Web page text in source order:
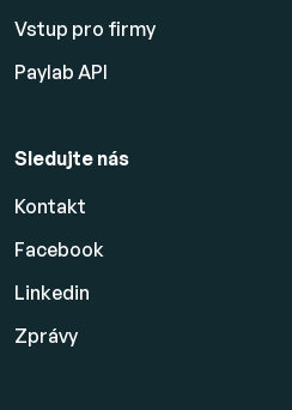
Vstup pro firmy
Paylab API
Sledujte nás
Kontakt
Facebook
Linkedin
Zprávy